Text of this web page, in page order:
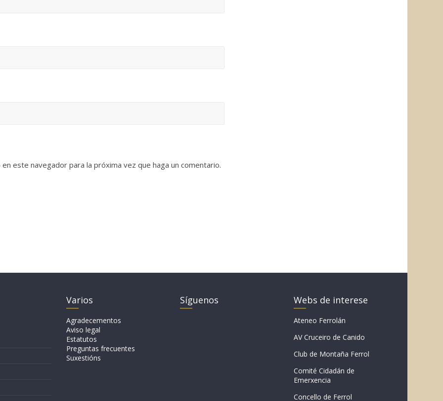
este navegador para la próxima vez que haga un comentario.
Varios
Agradecementos
Aviso legal
Estatutos
Preguntas frecuentes
Suxestións
Síguenos Webs de interese
Ateneo Ferrolán
AV Cruceiro de Canido
Club de Montaña Ferrol
Comité Cidadán de
Emerxencia
Concello de Ferrol